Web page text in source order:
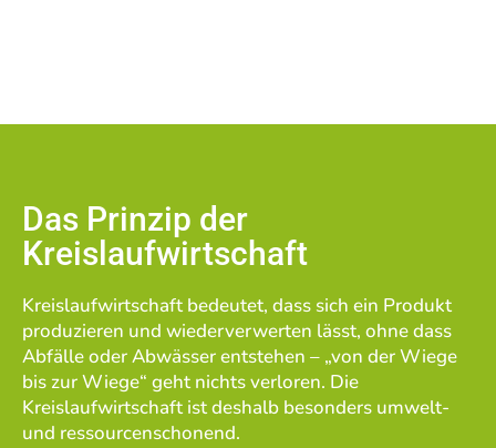
Das Prinzip der
Kreislaufwirtschaft
Kreislaufwirtschaft bedeutet, dass sich ein Produkt
produzieren und wiederverwerten lässt, ohne dass
Abfälle oder Abwässer entstehen – „von der Wiege
bis zur Wiege“ geht nichts verloren. Die
Kreislaufwirtschaft ist deshalb besonders umwelt-
und ressourcenschonend.